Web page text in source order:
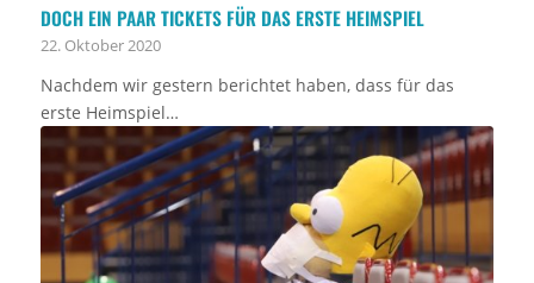
DOCH EIN PAAR TICKETS FÜR DAS ERSTE HEIMSPIEL
22. Oktober 2020
Nachdem wir gestern berichtet haben, dass für das
erste Heimspiel…